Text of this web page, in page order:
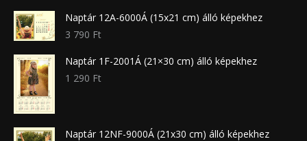
Naptár 12A-6000Á (15x21 cm) álló képekhez
3 790 Ft
Naptár 1F-2001Á (21×30 cm) álló képekhez
1 290 Ft
Naptár 12NF-9000Á (21x30 cm) álló képekhez